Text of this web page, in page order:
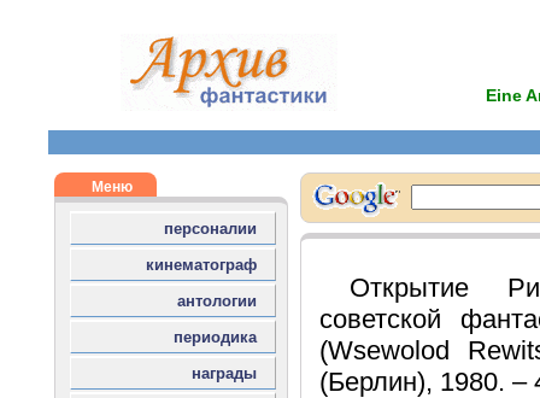
Eine
Открытие
советской
(Wsewolod
(Берлин), 1980. –